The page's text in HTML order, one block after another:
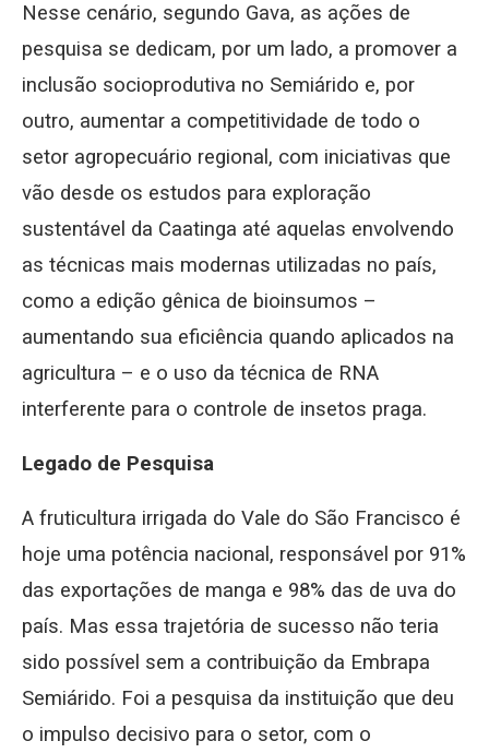
Nesse cenário, segundo Gava, as ações de
pesquisa se dedicam, por um lado, a promover a
inclusão socioprodutiva no Semiárido e, por
outro, aumentar a competitividade de todo o
setor agropecuário regional, com iniciativas que
vão desde os estudos para exploração
sustentável da Caatinga até aquelas envolvendo
as técnicas mais modernas utilizadas no país,
como a edição gênica de bioinsumos –
aumentando sua eficiência quando aplicados na
agricultura – e o uso da técnica de RNA
interferente para o controle de insetos praga.
Legado de Pesquisa
A fruticultura irrigada do Vale do São Francisco é
hoje uma potência nacional, responsável por 91%
das exportações de manga e 98% das de uva do
país. Mas essa trajetória de sucesso não teria
sido possível sem a contribuição da Embrapa
Semiárido. Foi a pesquisa da instituição que deu
o impulso decisivo para o setor, com o